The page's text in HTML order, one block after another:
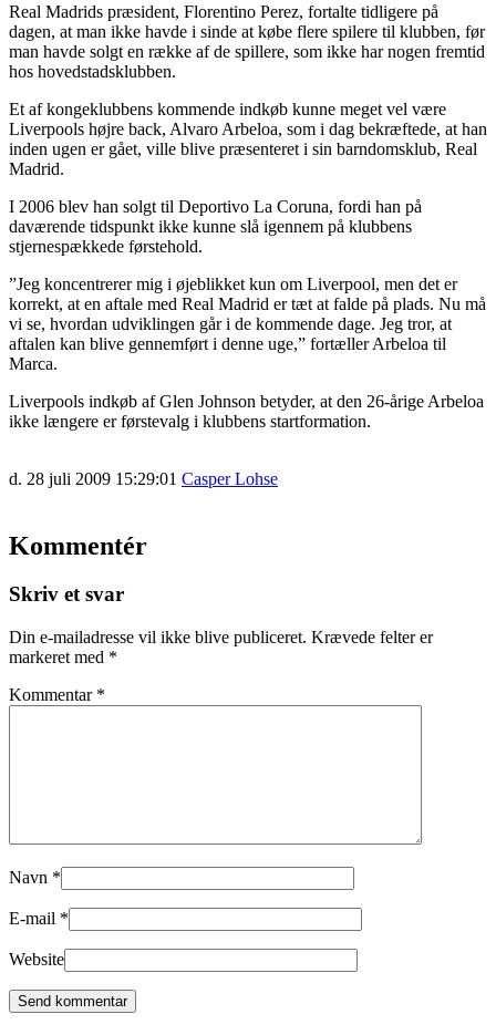
Real Madrids præsident, Florentino Perez, fortalte tidligere på
dagen, at man ikke havde i sinde at købe flere spilere til klubben, før
man havde solgt en række af de spillere, som ikke har nogen fremtid
hos hovedstadsklubben.
Et af kongeklubbens kommende indkøb kunne meget vel være
Liverpools højre back, Alvaro Arbeloa, som i dag bekræftede, at han
inden ugen er gået, ville blive præsenteret i sin barndomsklub, Real
Madrid.
I 2006 blev han solgt til Deportivo La Coruna, fordi han på
daværende tidspunkt ikke kunne slå igennem på klubbens
stjernespækkede førstehold.
”Jeg koncentrerer mig i øjeblikket kun om Liverpool, men det er
korrekt, at en aftale med Real Madrid er tæt at falde på plads. Nu må
vi se, hvordan udviklingen går i de kommende dage. Jeg tror, at
aftalen kan blive gennemført i denne uge,” fortæller Arbeloa til
Marca.
Liverpools indkøb af Glen Johnson betyder, at den 26-årige Arbeloa
ikke længere er førstevalg i klubbens startformation.
d. 28 juli 2009 15:29:01 Casper Lohse
Kommentér
Skriv et svar
Din e-mailadresse vil ikke blive publiceret. Krævede felter er
markeret med *
Kommentar *
Navn *
E-mail *
Website